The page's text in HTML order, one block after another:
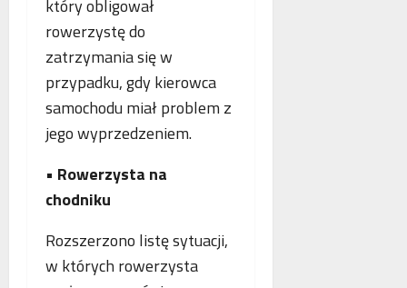
który obligował
rowerzystę do
zatrzymania się w
przypadku, gdy kierowca
samochodu miał problem z
jego wyprzedzeniem.
• Rowerzysta na
chodniku
Rozszerzono listę sytuacji,
w których rowerzysta